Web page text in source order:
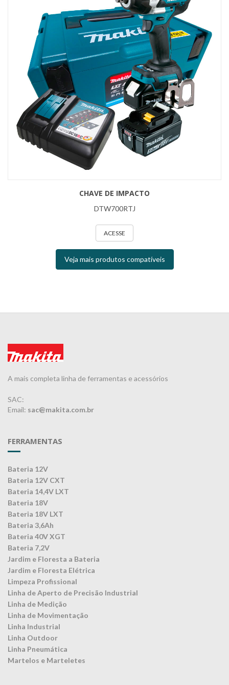
CHAVE DE IMPACTO
DTW700RTJ
ACESSE
Veja mais produtos compatíveis
A mais completa linha de ferramentas e acessórios
SAC:
Email: sac@makita.com.br
FERRAMENTAS
Bateria 12V
Bateria 12V CXT
Bateria 14,4V LXT
Bateria 18V
Bateria 18V LXT
Bateria 3,6Ah
Bateria 40V XGT
Bateria 7,2V
Jardim e Floresta a Bateria
Jardim e Floresta Elétrica
Limpeza Profissional
Linha de Aperto de Precisão Industrial
Linha de Medição
Linha de Movimentação
Linha Industrial
Linha Outdoor
Linha Pneumática
Martelos e Marteletes